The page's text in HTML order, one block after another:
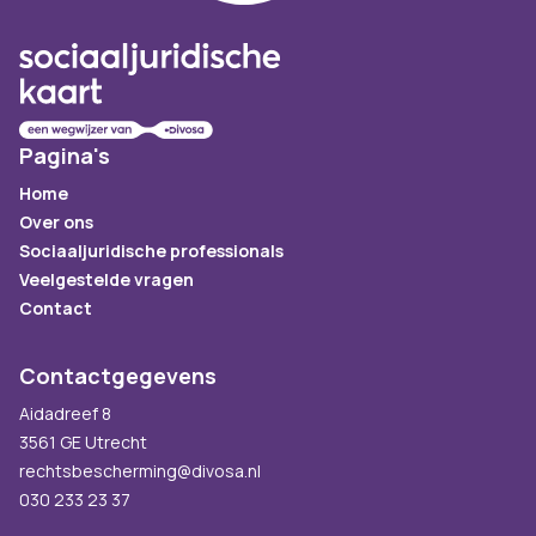
Pagina's
Home
Over ons
Sociaaljuridische professionals
Veelgestelde vragen
Contact
Contactgegevens
Aidadreef 8
3561 GE Utrecht
rechtsbescherming@divosa.nl
030 233 23 37